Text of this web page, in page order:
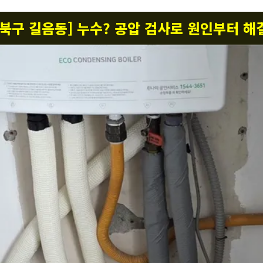
구 길음동] 누수? 공압 검사로 원인부터 해